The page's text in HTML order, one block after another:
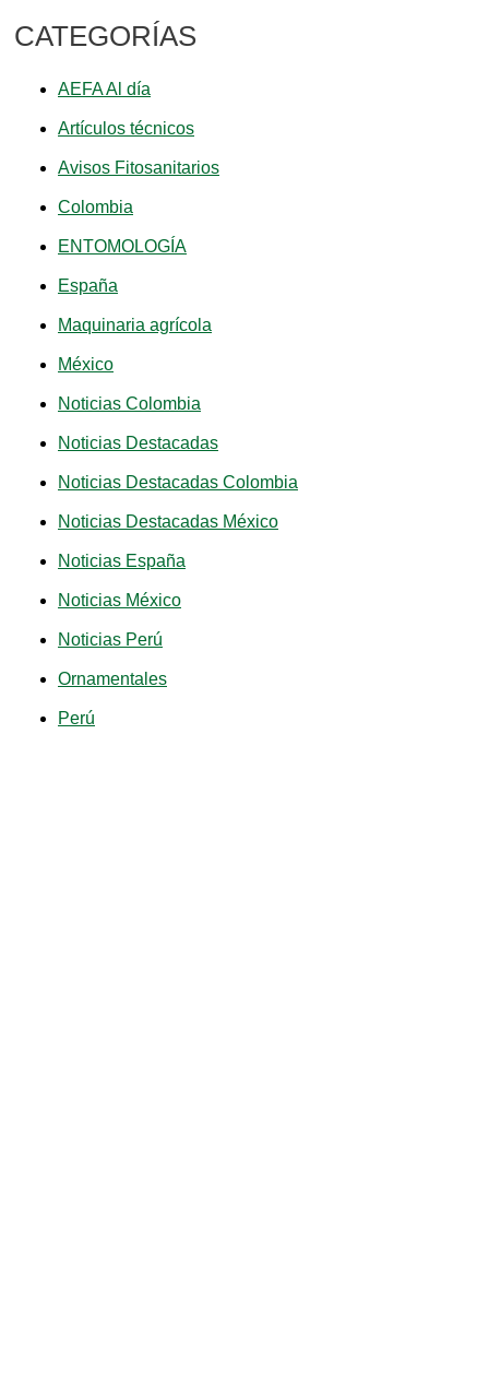
CATEGORÍAS
AEFA Al día
Artículos técnicos
Avisos Fitosanitarios
Colombia
ENTOMOLOGÍA
España
Maquinaria agrícola
México
Noticias Colombia
Noticias Destacadas
Noticias Destacadas Colombia
Noticias Destacadas México
Noticias España
Noticias México
Noticias Perú
Ornamentales
Perú